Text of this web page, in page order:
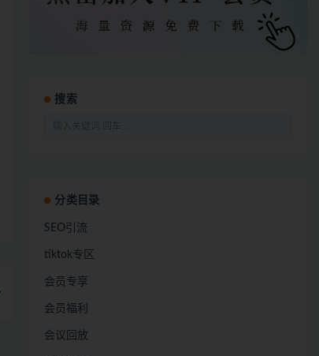
搜索
分类目录
SEO引流
tiktok专区
会员专享
会员福利
会议回放